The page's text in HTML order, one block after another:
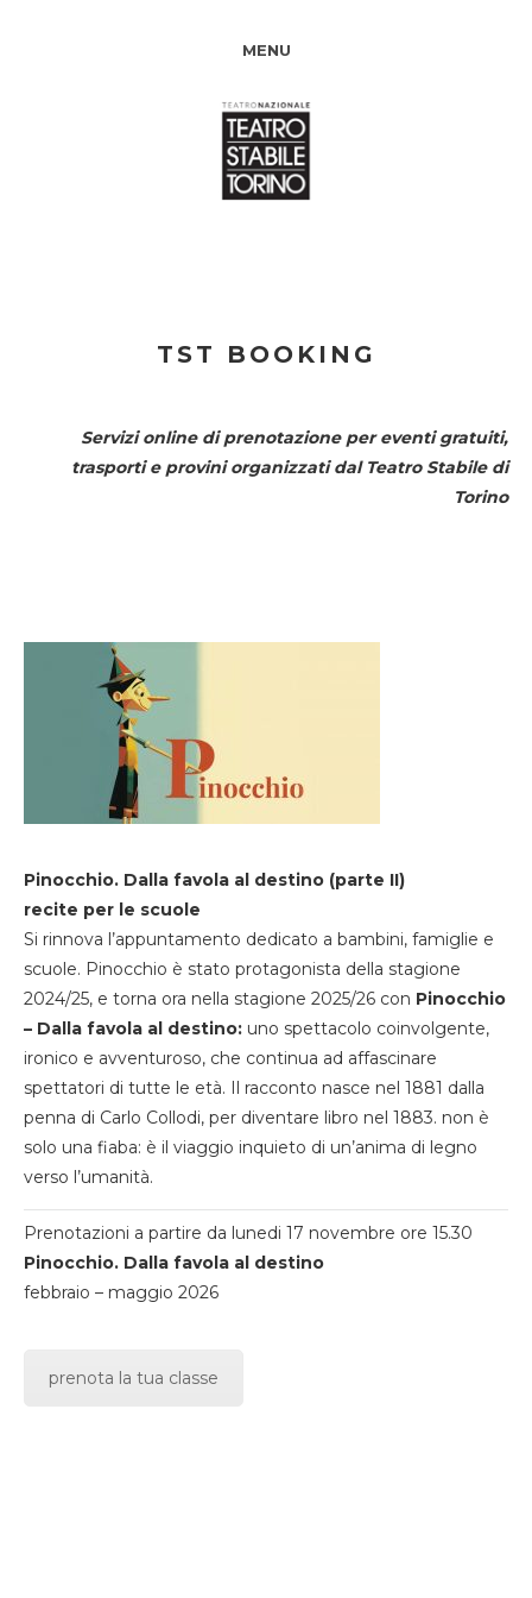
MENU
TST BOOKING
Servizi online di prenotazione per eventi gratuiti,
trasporti e provini organizzati dal Teatro Stabile di
Torino
Pinocchio. Dalla favola al destino (parte II)
recite per le scuole
Si rinnova l’appuntamento dedicato a bambini, famiglie e
scuole. Pinocchio è stato protagonista della stagione
2024/25, e torna ora nella stagione 2025/26 con Pinocchio
– Dalla favola al destino: uno spettacolo coinvolgente,
ironico e avventuroso, che continua ad affascinare
spettatori di tutte le età. Il racconto nasce nel 1881 dalla
penna di Carlo Collodi, per diventare libro nel 1883. non è
solo una fiaba: è il viaggio inquieto di un’anima di legno
verso l’umanità.
Prenotazioni a partire da lunedi 17 novembre ore 15.30
Pinocchio. Dalla favola al destino
febbraio – maggio 2026
prenota la tua classe